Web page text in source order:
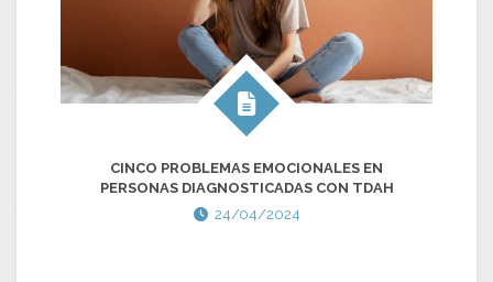
CINCO PROBLEMAS EMOCIONALES EN
PERSONAS DIAGNOSTICADAS CON TDAH
24/04/2024